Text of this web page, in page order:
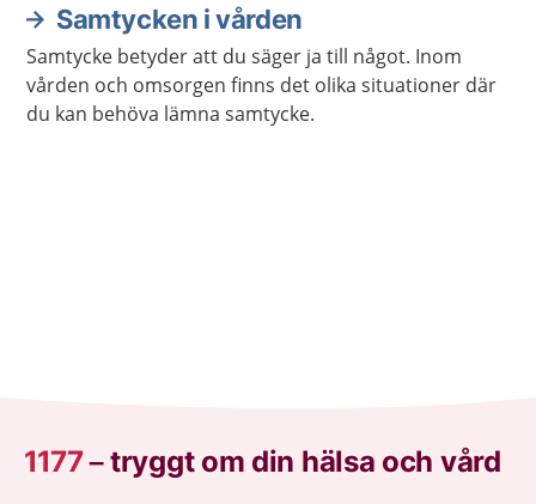
Samtycken i vården
Samtycke betyder att du säger ja till något. Inom
vården och omsorgen finns det olika situationer där
du kan behöva lämna samtycke.
1177–tryggt om din hälsa och vård